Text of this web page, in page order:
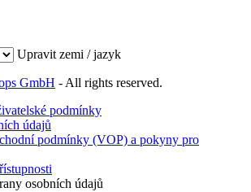
Upravit zemi / jazyk
GmbH - All rights reserved.
podmínky
údajů
podmínky (VOP) a pokyny pro
osobních údajů